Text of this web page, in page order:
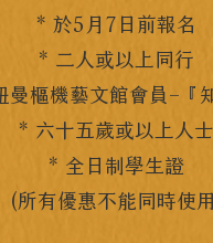
* 於5月7日前報名
* 二人或以上同行
曼樞機藝文館會員–『
* 六十五歲或以上人士
* 全日制學生證
(所有優惠不能同時使